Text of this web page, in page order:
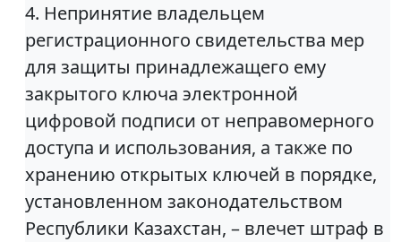
4. Непринятие владельцем
регистрационного свидетельства мер
для защиты принадлежащего ему
закрытого ключа электронной
цифровой подписи от неправомерного
доступа и использования, а также по
хранению открытых ключей в порядке,
установленном законодательством
Республики Казахстан, – влечет штраф в